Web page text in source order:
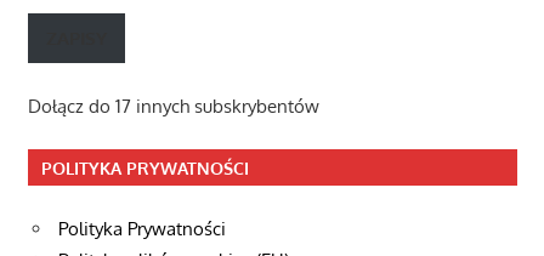
mail
Dołącz do 17 innych subskrybentów
POLITYKA PRYWATNOŚCI
Polityka Prywatności